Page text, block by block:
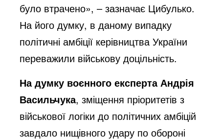
було втрачено», – зазначає Цибулько.
На його думку, в даному випадку
політичні амбіції керівництва України
переважили військову доцільність.
На думку воєнного експерта Андрія
Васильчука, зміщення пріоритетів з
військової логіки до політичних амбіцій
завдало нищівного удару по обороні